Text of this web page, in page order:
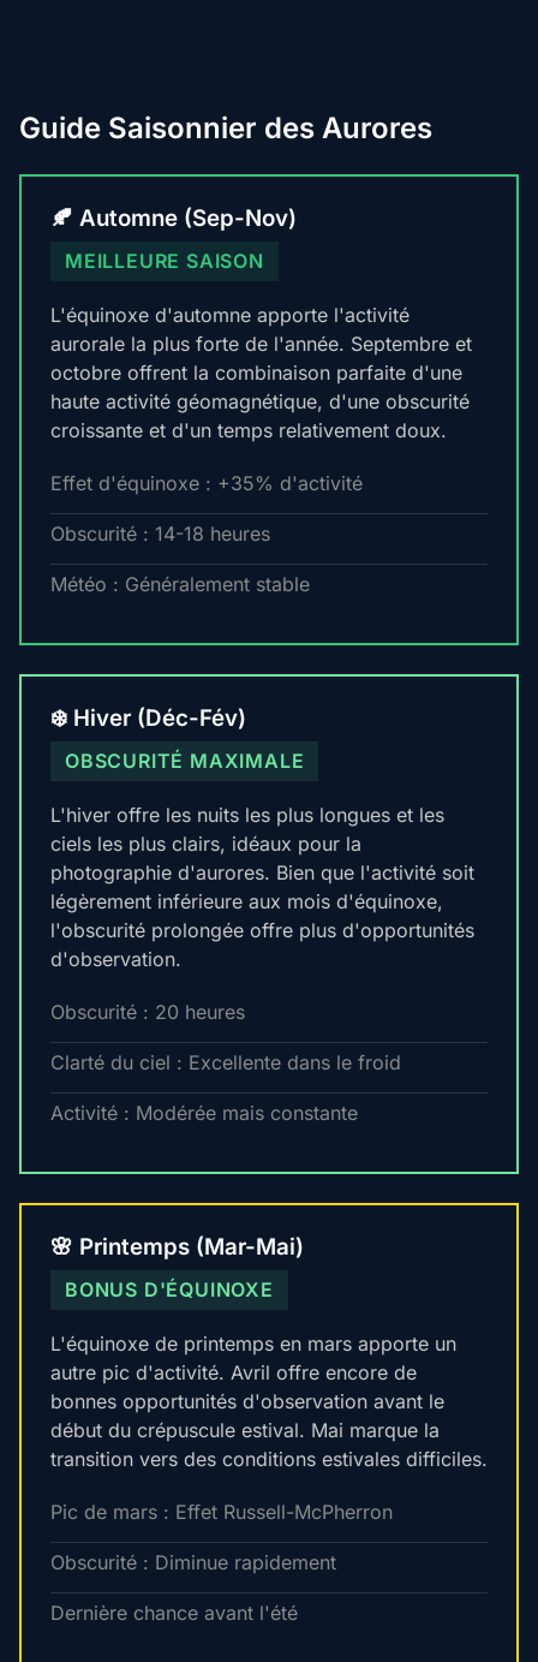
Guide Saisonnier des Aurores
🍂 Automne (Sep-Nov)
MEILLEURE SAISON
L'équinoxe d'automne apporte l'activité
aurorale la plus forte de l'année. Septembre et
octobre offrent la combinaison parfaite d'une
haute activité géomagnétique, d'une obscurité
croissante et d'un temps relativement doux.
Effet d'équinoxe : +35% d'activité
Obscurité : 14-18 heures
Météo : Généralement stable
❄️ Hiver (Déc-Fév)
OBSCURITÉ MAXIMALE
L'hiver offre les nuits les plus longues et les
ciels les plus clairs, idéaux pour la
photographie d'aurores. Bien que l'activité soit
légèrement inférieure aux mois d'équinoxe,
l'obscurité prolongée offre plus d'opportunités
d'observation.
Obscurité : 20 heures
Clarté du ciel : Excellente dans le froid
Activité : Modérée mais constante
🌸 Printemps (Mar-Mai)
BONUS D'ÉQUINOXE
L'équinoxe de printemps en mars apporte un
autre pic d'activité. Avril offre encore de
bonnes opportunités d'observation avant le
début du crépuscule estival. Mai marque la
transition vers des conditions estivales difficiles.
Pic de mars : Effet Russell-McPherron
Obscurité : Diminue rapidement
Dernière chance avant l'été